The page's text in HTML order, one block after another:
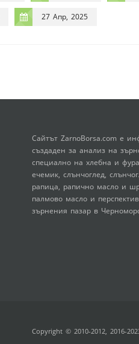
27 Апр, 2025
Сайтът ZarnoBorsa.com е
създаден за анализ на
специално на хлебна и
ечемик, слънчоглед,
рапица, рапично масло и
палмово масло и
зърнения пазар в
Copyright © 2010-2012, 2016-